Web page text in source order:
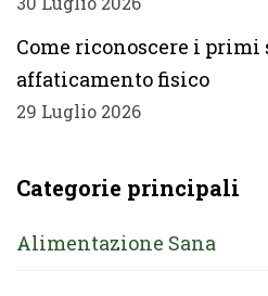
Come riconoscere i primi
affaticamento fisico
29 Luglio 2026
Categorie principali
Alimentazione Sana